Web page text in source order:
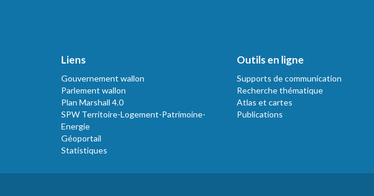
Liens
Gouvernement wallon
Parlement wallon
Plan Marshall 4.0
SPW Territoire-Logement-Patrimoine-
Energie
Géoportail
Statistiques
Outils en ligne
Supports de communication
Recherche thématique
Atlas et cartes
Publications